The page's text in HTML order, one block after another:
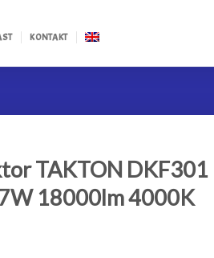
KONTAKT
TAKTON DKF301
18000lm 4000K